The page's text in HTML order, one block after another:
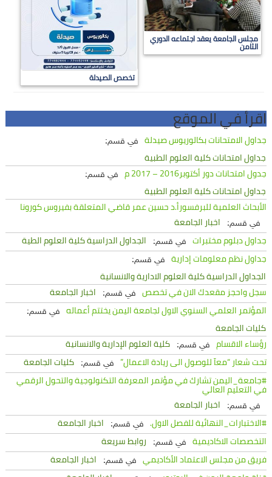
مجلس الجامعة يعقد اجتماعه الدوري
الثامن
تخصص الصيدلة
اقرأ في الموقع
جداول الامتحانات بكالوريوس صيدلة في قسم:
جداول امتحانات كلية العلوم الطبية
جدول امتحانات دور أكتوبر2016 – 2017 م
في قسم:
جداول امتحانات كلية العلوم الطبية
الأبحاث العلمية للبرفسورأ.د حسين عمر قاضي المتعلقة بفيروس كورونا
في قسم:
اخبار الجامعة
جداول دبلوم مختبرات
في قسم:
الجداول الدراسية كلية العلوم الطية
جداول نظم معلومات إدارية
في قسم:
الجداول الدراسية كلية العلوم الادارية والانسانية
سجل واحجز مقعدك الان في تخصص
في قسم:
اخبار الجامعة
المؤتمر العلمي السنوي الاول لجامعة اليمن يختتم أعماله
في قسم:
كليات الجامعة
رؤساء الاقسام
في قسم:
كلية العلوم الإدارية والانسانية
تحت شعار “معآ للوصول الى ريادة الاعمال”
في قسم:
كليات الجامعة
#جامعة_اليمن تشارك في مؤتمر المعرفة التكنولوجية والتحول الرقمي
في التعليم العالي
في قسم:
اخبار الجامعة
#الاختبارات_النهائية للفصل الاول.
في قسم:
اخبار الجامعة
التخصصات الاكاديمية
في قسم:
روابط سريعة
فريق من مجلس الاعتماد الأكاديمي
في قسم:
اخبار الجامعة